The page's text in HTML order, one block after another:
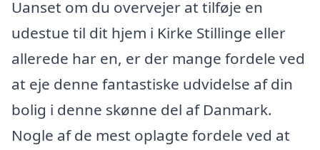
Uanset om du overvejer at tilføje en
udestue til dit hjem i Kirke Stillinge eller
allerede har en, er der mange fordele ved
at eje denne fantastiske udvidelse af din
bolig i denne skønne del af Danmark.
Nogle af de mest oplagte fordele ved at